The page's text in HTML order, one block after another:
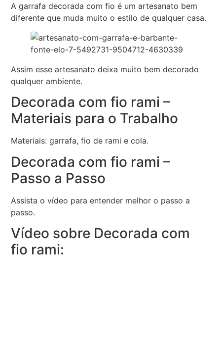
A garrafa decorada com fio é um artesanato bem
diferente que muda muito o estilo de qualquer casa.
Assim esse artesanato deixa muito bem decorado
qualquer ambiente.
Decorada com fio rami –
Materiais para o Trabalho
Materiais: garrafa, fio de rami e cola.
Decorada com fio rami –
Passo a Passo
Assista o vídeo para entender melhor o passo a
passo.
Vídeo sobre Decorada com
fio rami: